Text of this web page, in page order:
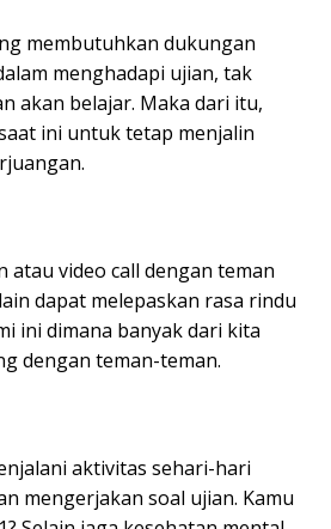
membutuhkan dukungan
menghadapi ujian, tak
akan belajar. Maka dari itu,
ini untuk tetap menjalin
atau video call dengan teman
dapat melepaskan rasa rindu
ini dimana banyak dari kita
dengan teman-teman.
aktivitas sehari-hari
mengerjakan soal ujian. Kamu